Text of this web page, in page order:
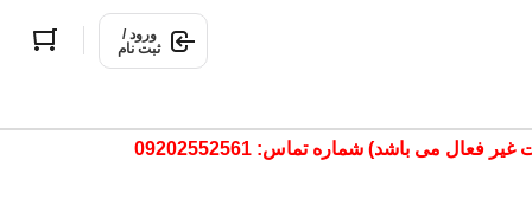
ورود /
ثبت نام
می باشد) شماره تماس: 09202552561